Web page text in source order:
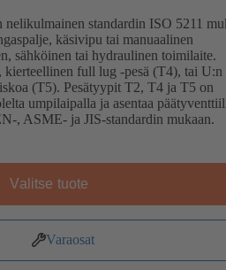
nelikulmainen standardin ISO 5211
käsivipu tai manuaalinen
sähköinen tai hydraulinen toimilaite.
kierteellinen full lug -pesä (T4), tai U:n
(T5). Pesätyypit T2, T4 ja T5 on
umpilaipalla ja asentaa
, ASME- ja JIS-standardin mukaan.
Valitse tuote
Varaosat